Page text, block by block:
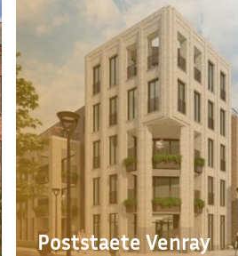
Poststaete Venray